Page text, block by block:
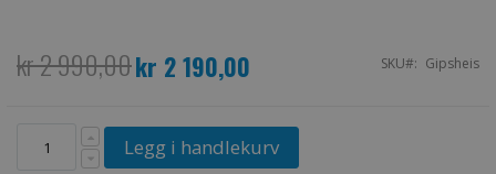
kr 2 990,00 Spesialpris
kr 2 190,00 SKU Gipsheis
Legg i handlekurv